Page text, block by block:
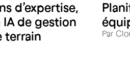
d’expertise,
de gestion
terrain
Par